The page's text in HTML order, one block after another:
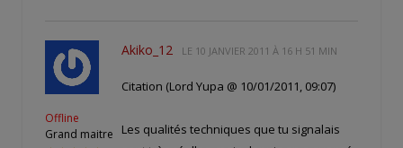
Offline
Grand maitre
Akiko_12 LE 10 JANVIER 2011 À 16 H 51 MIN
Citation (Lord Yupa @ 10/01/2011, 09:07)
Les qualités techniques que tu signalais